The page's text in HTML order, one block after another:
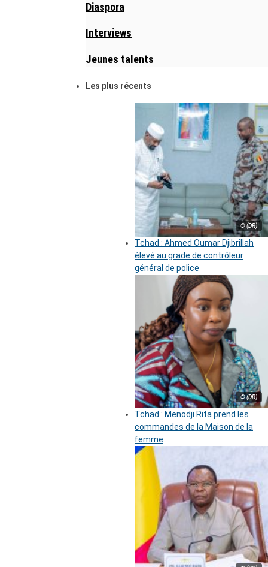
Diaspora
Interviews
Jeunes talents
Les plus récents
© (DR)
Tchad : Ahmed Oumar Djibrillah
élevé au grade de contrôleur
général de police
© (DR)
Tchad : Menodji Rita prend les
commandes de la Maison de la
femme